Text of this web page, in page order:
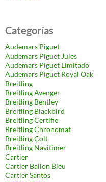
Categorías
Audemars Piguet
Audemars Piguet Jules
Audemars Piguet Limitado
Audemars Piguet Royal Oak
Breitling
Breitling Avenger
Breitling Bentley
Breitling Blackbird
Breitling Certifie
Breitling Chronomat
Breitling Colt
Breitling Navitimer
Cartier
Cartier Ballon Bleu
Cartier Santos